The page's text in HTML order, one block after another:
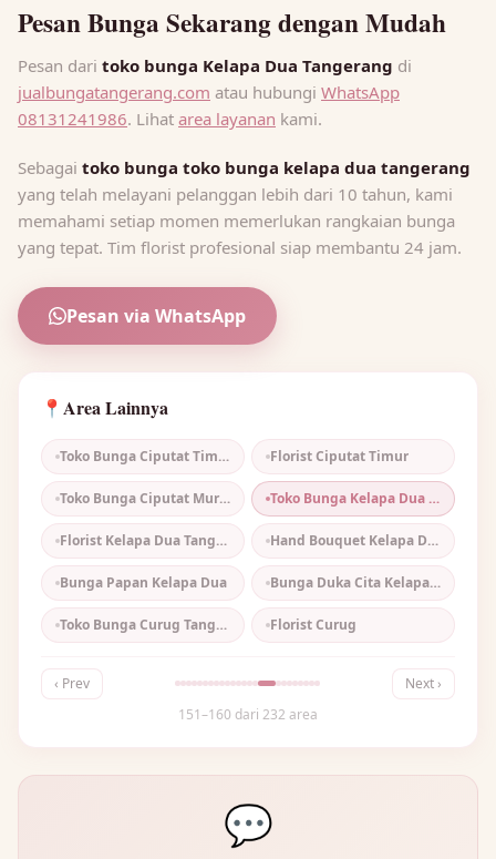
Pesan Bunga Sekarang dengan Mudah
Pesan dari toko bunga Kelapa Dua Tangerang di
jualbungatangerang.com atau hubungi WhatsApp
08131241986. Lihat area layanan kami.
Sebagai toko bunga toko bunga kelapa dua tangerang
yang telah melayani pelanggan lebih dari 10 tahun, kami
memahami setiap momen memerlukan rangkaian bunga
yang tepat. Tim florist profesional siap membantu 24 jam.
Pesan via WhatsApp
📍 Area Lainnya
Toko Bunga Ciputat Timur Florist Ciputat Timur
Toko Bunga Ciputat Murah Toko Bunga Kelapa Dua Tangerang
Florist Kelapa Dua Tangerang Hand Bouquet Kelapa Dua
Bunga Papan Kelapa Dua Bunga Duka Cita Kelapa Dua
Toko Bunga Curug Tangerang Florist Curug
‹ Prev
Next ›
151–160 dari 232 area
💬